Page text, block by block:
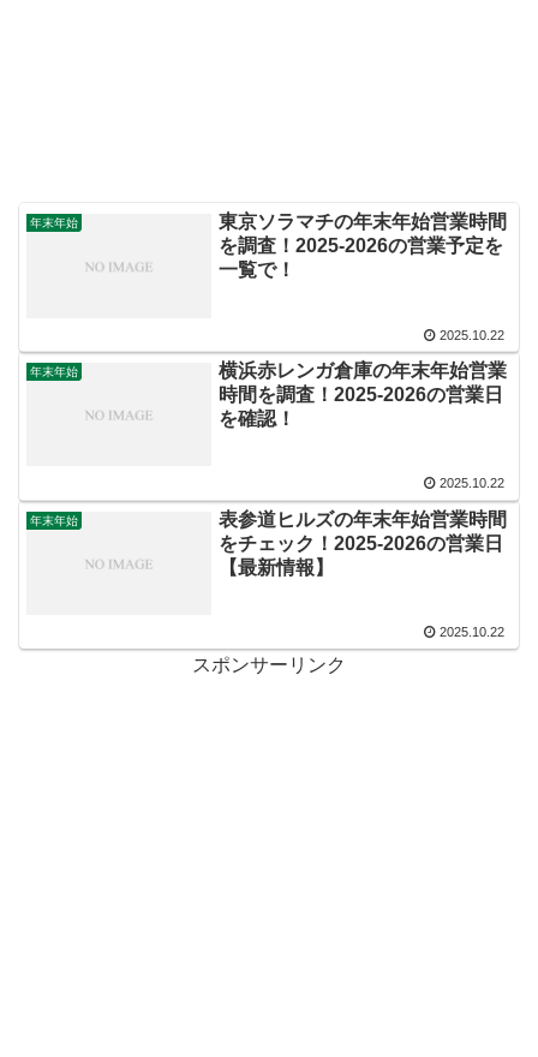
年末年始
東京ソラマチの年末年始営業時間
を調査！2025-2026の営業予定を
一覧で！
2025.10.22
年末年始
横浜赤レンガ倉庫の年末年始営業
時間を調査！2025-2026の営業日
を確認！
2025.10.22
年末年始
表参道ヒルズの年末年始営業時間
をチェック！2025-2026の営業日
【最新情報】
2025.10.22
スポンサーリンク